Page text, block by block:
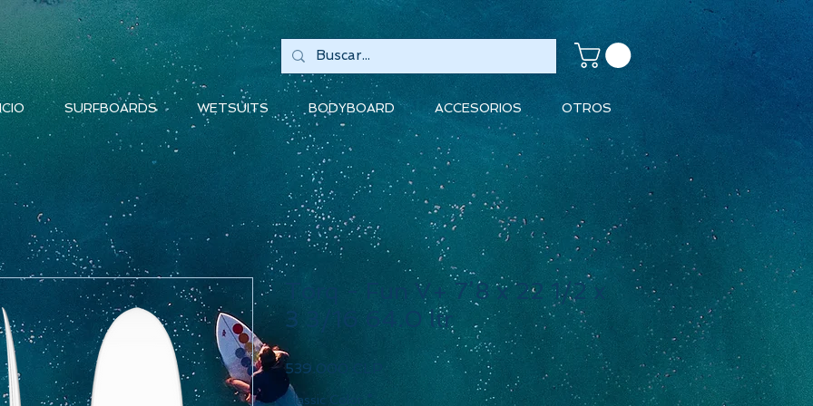
SURFBOARDS WETSUITS BODYBOARD ACCESORIOS OTROS
Torq - Fun V+ 7’8 x 22 1/2 x
3 3/16 64.0 ltr
539.000 CLP Precio
Classic Color